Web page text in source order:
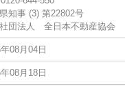
知事 (3) 第22802号
団法人 全日本不動産協会
08月04日
08月18日